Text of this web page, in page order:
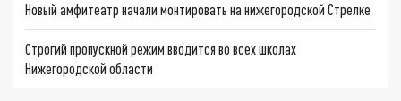
Новый амфитеатр начали монтировать на нижегородской Стрелке
Строгий пропускной режим вводится во всех школах
Нижегородской области